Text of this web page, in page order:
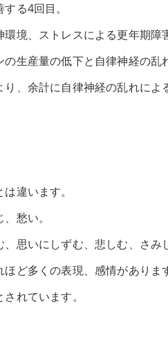
る4回目。
境、ストレスによる更年期障
生産量の低下と自律神経の乱
、余計に自律神経の乱れによ
違います。
愁い。
、思いにしずむ、悲しむ、さみ
ほど多くの表現、感情があり
れています。